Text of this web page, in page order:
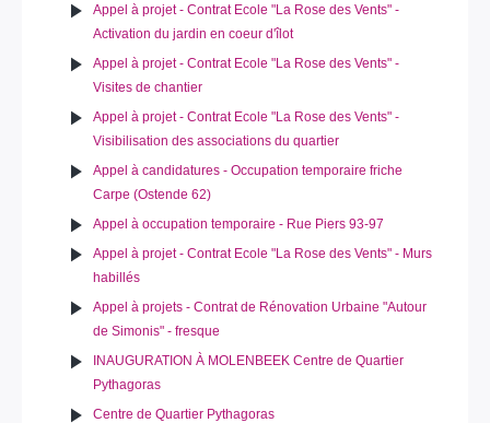
Appel à projet - Contrat Ecole "La Rose des Vents" -
Activation du jardin en coeur d'îlot
Appel à projet - Contrat Ecole "La Rose des Vents" -
Visites de chantier
Appel à projet - Contrat Ecole "La Rose des Vents" -
Visibilisation des associations du quartier
Appel à candidatures - Occupation temporaire friche
Carpe (Ostende 62)
Appel à occupation temporaire - Rue Piers 93-97
Appel à projet - Contrat Ecole "La Rose des Vents" - Murs
habillés
Appel à projets - Contrat de Rénovation Urbaine "Autour
de Simonis" - fresque
INAUGURATION À MOLENBEEK Centre de Quartier
Pythagoras
Centre de Quartier Pythagoras